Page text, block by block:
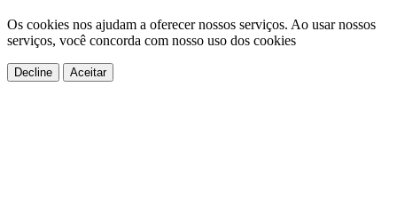
Os cookies nos ajudam a oferecer nossos serviços. Ao usar nossos
serviços, você concorda com nosso uso dos cookies
Decline Aceitar